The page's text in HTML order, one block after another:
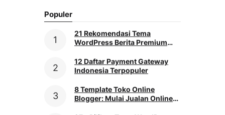
Populer
21 Rekomendasi Tema
WordPress Berita Premium
12 Daftar Payment Gateway
Indonesia Terpopuler
8 Template Toko Online
Blogger: Mulai Jualan Online